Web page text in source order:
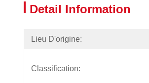
Detail Information
Lieu D'origine:
Classification: